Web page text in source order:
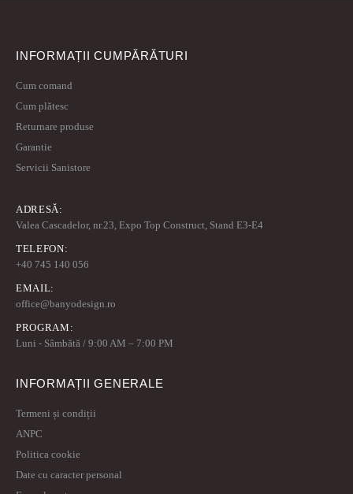
INFORMAȚII CUMPĂRĂTURI
Cum comand
Cum plătesc
Returnare produse
Garantie
Servicii Sanistore
ADRESĂ:
Valea Cascadelor, nr.23, Expo Top Construct, Stand E3-E4
TELEFON:
+40 745 140 056
EMAIL:
office@banyodesign.ro
PROGRAM:
Luni - Sâmbătă / 9:00 AM – 7:00 PM
INFORMAȚII GENERALE
Termeni și condiții
ANPC
Politica cookie
Date cu caracter personal